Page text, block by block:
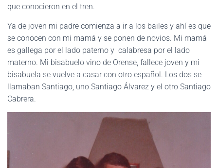
que conocieron en el tren.
Ya de joven mi padre comienza a ir a los bailes y ahí es que
se conocen con mi mamá y se ponen de novios. Mi mamá
es gallega por el lado paterno y calabresa por el lado
materno. Mi bisabuelo vino de Orense, fallece joven y mi
bisabuela se vuelve a casar con otro español. Los dos se
llamaban Santiago, uno Santiago Álvarez y el otro Santiago
Cabrera.